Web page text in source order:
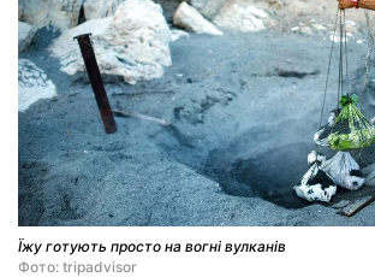
Їжу готують просто на вогні вулканів
Фото: tripadvisor